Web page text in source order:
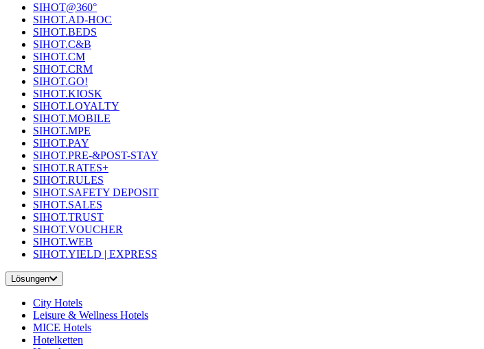
SIHOT@360°
SIHOT.AD-HOC
SIHOT.BEDS
SIHOT.C&B
SIHOT.CM
SIHOT.CRM
SIHOT.GO!
SIHOT.KIOSK
SIHOT.LOYALTY
SIHOT.MOBILE
SIHOT.MPE
SIHOT.PAY
SIHOT.PRE-&POST-STAY
SIHOT.RATES+
SIHOT.RULES
SIHOT.SAFETY DEPOSIT
SIHOT.SALES
SIHOT.TRUST
SIHOT.VOUCHER
SIHOT.WEB
SIHOT.YIELD | EXPRESS
Lösungen
City Hotels
Leisure & Wellness Hotels
MICE Hotels
Hotelketten